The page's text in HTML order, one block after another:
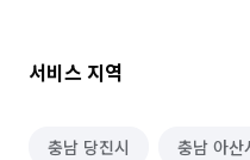
서비스 지역
충남 당진시 충남 아산